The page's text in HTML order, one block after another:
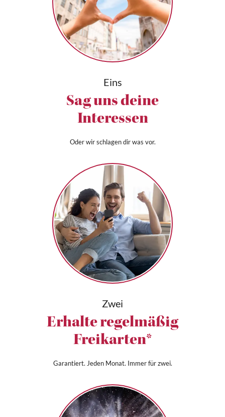
Eins
Sag uns deine
Interessen
Oder wir schlagen dir was vor.
Zwei
Erhalte regelmäßig
Freikarten*
Garantiert. Jeden Monat. Immer für zwei.